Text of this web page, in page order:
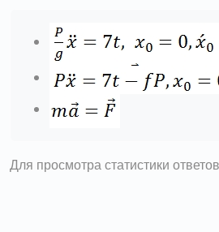
Для просмотра статистики